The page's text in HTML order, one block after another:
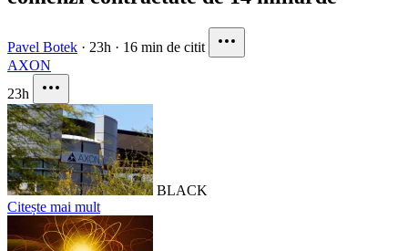
Pavel Botek · 23h · 16 min de citit
AXON
23h
BLACK
Citește mai mult